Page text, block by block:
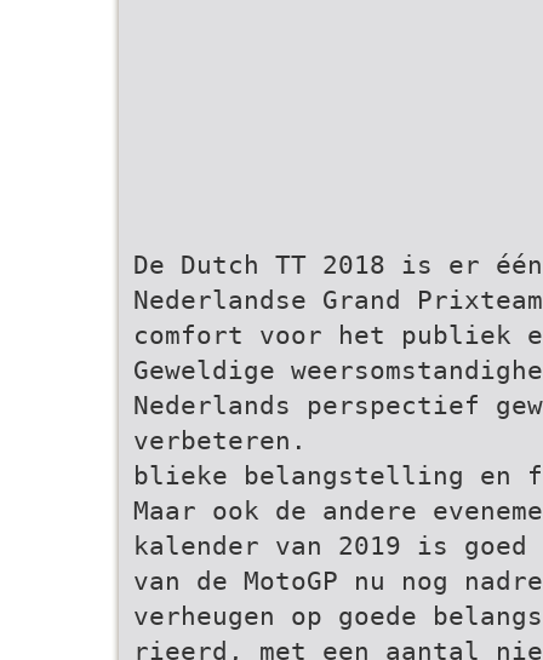
De Dutch TT 2018 is er
Nederlandse Grand
comfort voor het publiek
Geweldige
Nederlands perspectief
verbeteren.
blieke belangstelling en
Maar ook de andere
kalender van 2019 is
van de MotoGP nu nog
verheugen op goede
rieerd, met een aantal